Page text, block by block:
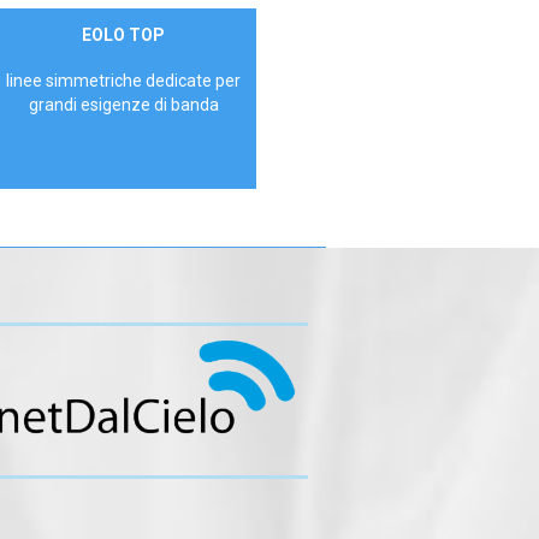
ContattaciEOLO TOP
linee simmetriche dedicate per
grandi esigenze di banda